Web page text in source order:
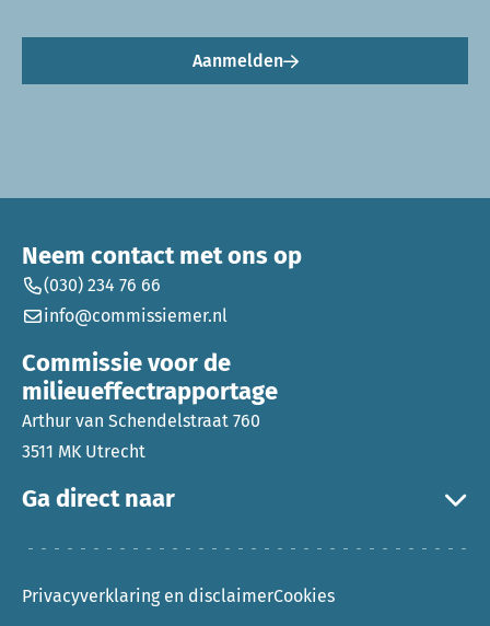
Aanmelden
Ga direct naar
Neem contact met ons op
(030) 234 76 66
info@commissiemer.nl
Commissie voor de
milieueffectrapportage
Arthur van Schendelstraat 760
3511 MK Utrecht
Privacyverklaring en disclaimerCookies